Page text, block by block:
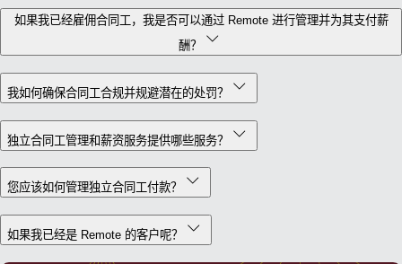
如果我已经雇佣合同工，我是否可以通过 Remote 进行管理并为其支付薪
酬？
我如何确保合同工合规并规避潜在的处罚？
独立合同工管理和薪资服务提供哪些服务？
您应该如何管理独立合同工付款？
如果我已经是 Remote 的客户呢？